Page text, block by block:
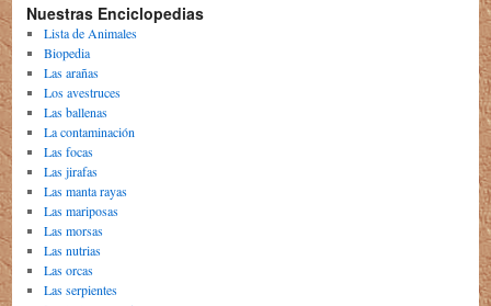
Nuestras Enciclopedias
Lista de Animales
Biopedia
Las arañas
Los avestruces
Las ballenas
La contaminación
Las focas
Las jirafas
Las manta rayas
Las mariposas
Las morsas
Las nutrias
Las orcas
Las serpientes